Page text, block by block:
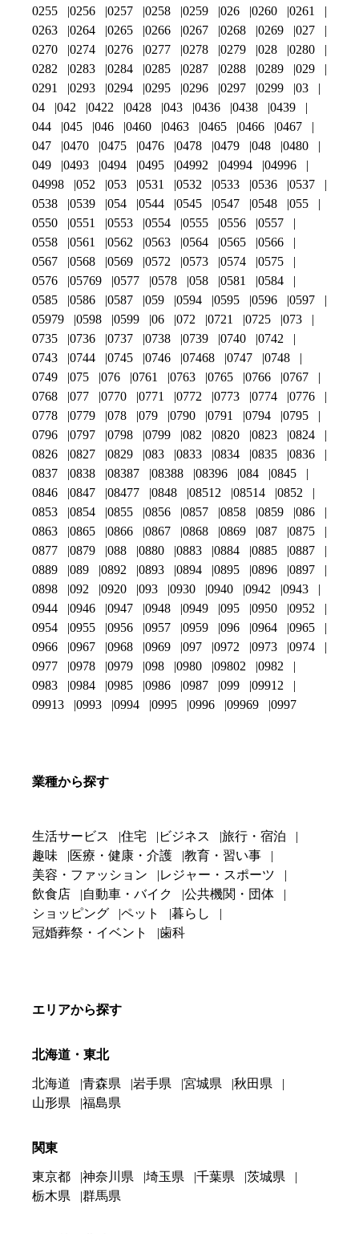
0255 0256 0257 0258 0259 026 0260
0261
0263
0264 0265 0266 0267 0268 0269
027
0270
0274 0276 0277 0278 0279 028
0280
0282
0283 0284 0285 0287 0288 0289
029
0291
0293 0294 0295 0296 0297 0299
03
04
042 0422 0428 043 0436 0438
0439
044
045 046 0460 0463 0465 0466
0467
047
0470 0475 0476 0478 0479 048
0480
049
0493 0494 0495 04992 04994
04996
04998
052 053 0531 0532 0533 0536
0537
0538
0539 054 0544 0545 0547 0548
055
0550
0551 0553 0554 0555 0556
0557
0558
0561 0562 0563 0564 0565
0566
0567
0568 0569 0572 0573 0574
0575
0576
05769 0577 0578 058 0581
0584
0585
0586 0587 059 0594 0595 0596
0597
05979
0598 0599 06 072 0721 0725
073
0735
0736 0737 0738 0739 0740
0742
0743
0744 0745 0746 07468 0747
0748
0749
075 076 0761 0763 0765 0766
0767
0768
077 0770 0771 0772 0773 0774
0776
0778
0779 078 079 0790 0791 0794
0795
0796
0797 0798 0799 082 0820 0823
0824
0826
0827 0829 083 0833 0834 0835
0836
0837
0838 08387 08388 08396 084
0845
0846
0847 08477 0848 08512 08514
0852
0853
0854 0855 0856 0857 0858 0859
086
0863
0865 0866 0867 0868 0869 087
0875
0877
0879 088 0880 0883 0884 0885
0887
0889
089 0892 0893 0894 0895 0896
0897
0898
092 0920 093 0930 0940 0942
0943
0944
0946 0947 0948 0949 095 0950
0952
0954
0955 0956 0957 0959 096 0964
0965
0966
0967 0968 0969 097 0972 0973
0974
0977
0978 0979 098 0980 09802
0982
0983
0984 0985 0986 0987 099
09912
09913
0993 0994 0995 0996 09969 0997
業種から探す
生活サービス 住宅 ビジネス
旅行・宿泊
趣味
医療・健康・介護
教育・習い事
美容・ファッション
レジャー・スポーツ
飲食店
自動車・バイク
公共機関・団体
ショッピング
ペット
暮らし
冠婚葬祭・イベント
歯科
エリアから探す
北海道・東北
北海道 青森県 岩手県 宮城県
秋田県
山形県
福島県
関東
東京都 神奈川県 埼玉県 千葉県
茨城県
栃木県
群馬県